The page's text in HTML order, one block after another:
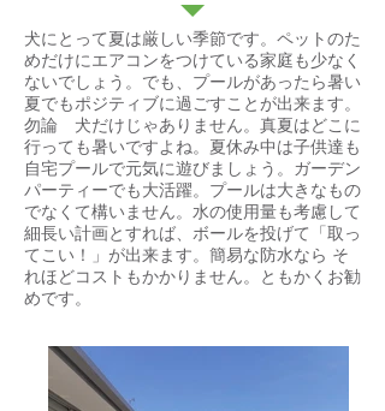
犬にとって夏は厳しい季節です。ペットのた
めだけにエアコンをつけている家庭も少なく
ないでしょう。でも、プールがあったら暑い
夏でもポジティブに過ごすことが出来ます。
勿論 犬だけじゃありません。真夏はどこに
行っても暑いですよね。夏休み中は子供達も
自宅プールで元気に遊びましょう。ガーデン
パーティーでも大活躍。プールは大きなもの
でなくて構いません。水の使用量も考慮して
細長い計画とすれば、ボールを投げて「取っ
てこい！」が出来ます。簡易な防水なら そ
れほどコストもかかりません。ともかくお勧
めです。